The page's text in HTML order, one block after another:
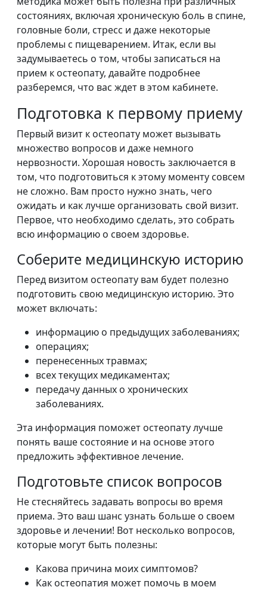
состояниях, включая хроническую боль в спине,
головные боли, стресс и даже некоторые
проблемы с пищеварением. Итак, если вы
задумываетесь о том, чтобы записаться на
прием к остеопату, давайте подробнее
разберемся, что вас ждет в этом кабинете.
Подготовка к первому приему
Первый визит к остеопату может вызывать
множество вопросов и даже немного
нервозности. Хорошая новость заключается в
том, что подготовиться к этому моменту совсем
не сложно. Вам просто нужно знать, чего
ожидать и как лучше организовать свой визит.
Первое, что необходимо сделать, это собрать
всю информацию о своем здоровье.
Соберите медицинскую историю
Перед визитом остеопату вам будет полезно
подготовить свою медицинскую историю. Это
может включать:
информацию о предыдущих заболеваниях;
операциях;
перенесенных травмах;
всех текущих медикаментах;
передачу данных о хронических
заболеваниях.
Эта информация поможет остеопату лучше
понять ваше состояние и на основе этого
предложить эффективное лечение.
Подготовьте список вопросов
Не стесняйтесь задавать вопросы во время
приема. Это ваш шанс узнать больше о своем
здоровье и лечении! Вот несколько вопросов,
которые могут быть полезны:
Какова причина моих симптомов?
Как остеопатия может помочь в моем